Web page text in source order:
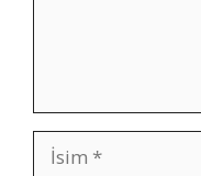
İsim